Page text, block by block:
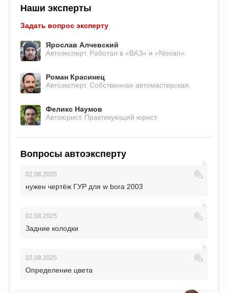
Наши эксперты
Задать вопрос эксперту
Ярослав Алчевский
Автоэксперт. Работал в «ВАЗ» и «Nissan».
Роман Красинец
Автоэксперт. Собственная автомастерская.
Феликс Наумов
Автоюрист. Практикующий юрист.
Вопросы автоэксперту
02.08.2025
нужен чертёж ГУР для w bora 2003
02.08.2025
Задние колодки
02.08.2025
Определение цвета